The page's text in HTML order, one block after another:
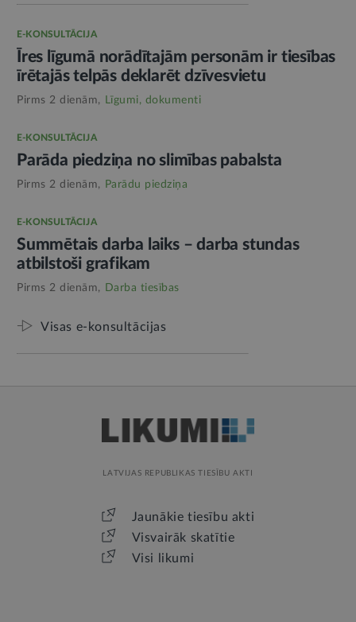
E-KONSULTĀCIJA
Īres līgumā norādītajām personām ir tiesības
īrētajās telpās deklarēt dzīvesvietu
Pirms 2 dienām, Līgumi, dokumenti
E-KONSULTĀCIJA
Parāda piedziņa no slimības pabalsta
Pirms 2 dienām, Parādu piedziņa
E-KONSULTĀCIJA
Summētais darba laiks – darba stundas
atbilstoši grafikam
Pirms 2 dienām, Darba tiesības
Visas e-konsultācijas
LATVIJAS REPUBLIKAS TIESĪBU AKTI
Jaunākie tiesību akti
Visvairāk skatītie
Visi likumi